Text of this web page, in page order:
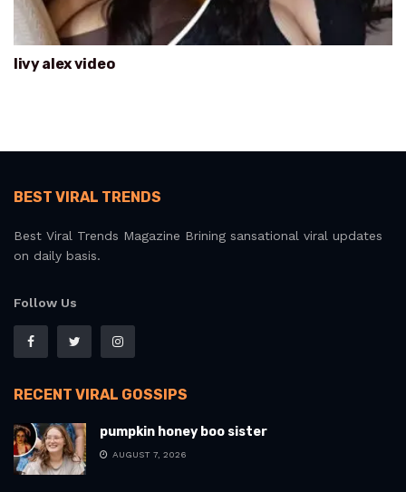
livy alex video
BEST VIRAL TRENDS
Best Viral Trends Magazine Brining sansational viral updates
on daily basis.
Follow Us
RECENT VIRAL GOSSIPS
pumpkin honey boo sister
AUGUST 7, 2026